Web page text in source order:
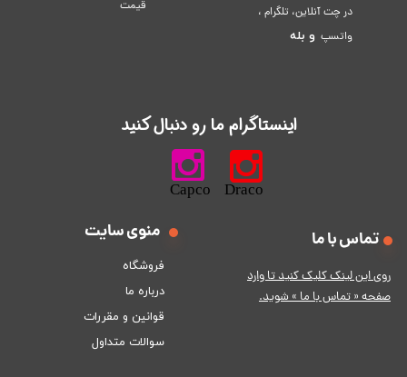
منوی سایت
فروشگاه
درباره ما
قوانین و مقررات
سوالات متداول
تماس با ما
روی این لینک کلیک کنید تا وارد
صفحه « تماس با ما » شوید.
در چت آنلاین، تلگرام ،
واتسپ و بله
قیمت
​اینستاگرام ما رو دنبال کنید​​​​​​​
​​​​​​​​​​​​​​​​​​​​Capco Draco